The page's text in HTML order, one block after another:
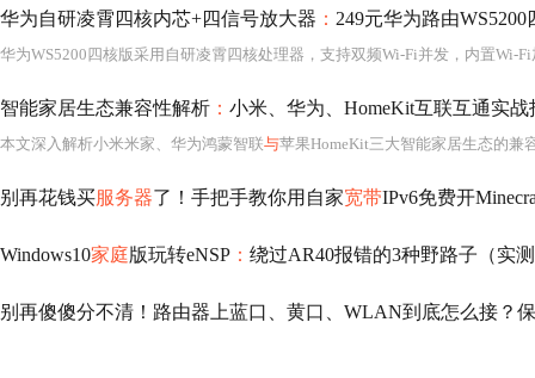
华为自研凌霄四核内芯+四信号放大器 ： 249元华为路由
智能家居生态兼容性解析 ： 小米、华为、HomeKit互联互通实战
本文深入解析小米米家、华为鸿蒙智联与苹果HomeKit三大智能家居生态的兼容
别再花钱买服务器了！手把手教你用自家宽带IPv6免费开
Windows10家庭版玩转eNSP ： 绕过AR40报错的3种野路子（实
别再傻傻分不清！路由器上蓝口、黄口、WLAN到底怎么接？